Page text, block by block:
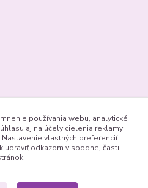
používania webu, analytické
aj na účely cielenia reklamy
vlastných preferencií
upraviť odkazom v spodnej časti